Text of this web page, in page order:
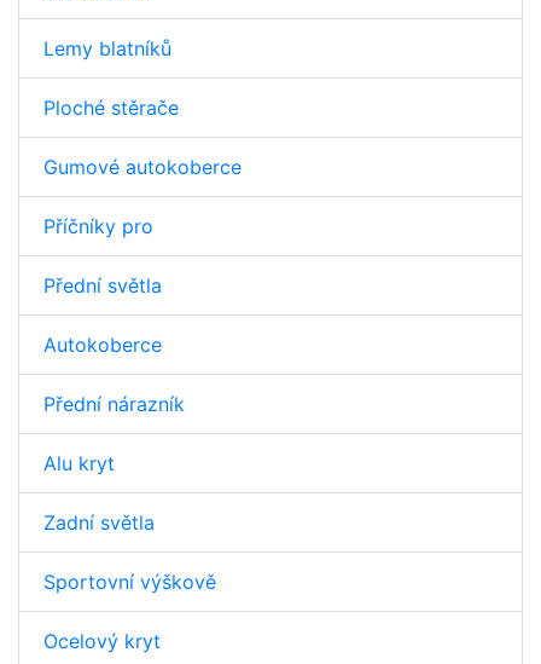
Lemy blatníků
Ploché stěrače
Gumové autokoberce
Příčníky pro
Přední světla
Autokoberce
Přední nárazník
Alu kryt
Zadní světla
Sportovní výškově
Ocelový kryt